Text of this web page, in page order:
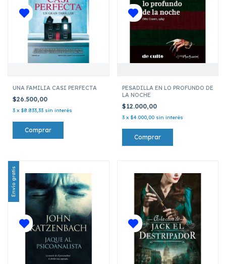
UNA FAMILIA CASI PERFECTA
$26.500,00
3 x $8.833,33 sin interés
PESADILLA EN LO PROFUNDO DE
LA NOCHE
$12.000,00
3 x $4.000,00 sin interés
Envío gratis